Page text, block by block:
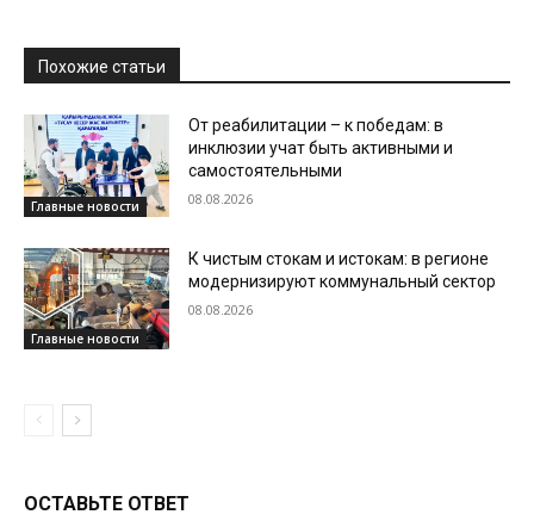
Похожие статьи
Главные новости
От реабилитации – к победам: в
инклюзии учат быть активными и
самостоятельными
08.08.2026
Главные новости
К чистым стокам и истокам: в регионе
модернизируют коммунальный сектор
08.08.2026
ОСТАВЬТЕ ОТВЕТ